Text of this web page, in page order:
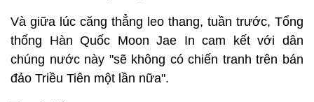
Và giữa lúc căng thẳng leo thang, tuần trước, Tổng
thống Hàn Quốc Moon Jae In cam kết với dân
chúng nước này "sẽ không có chiến tranh trên bán
đảo Triều Tiên một lần nữa".